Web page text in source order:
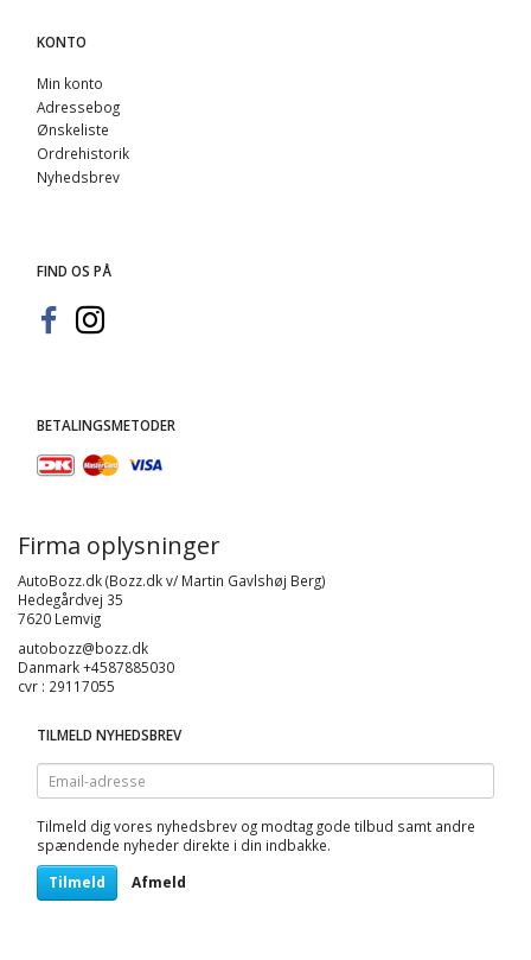
KONTO
Min konto
Adressebog
Ønskeliste
Ordrehistorik
Nyhedsbrev
FIND OS PÅ
BETALINGSMETODER
Firma oplysninger
AutoBozz.dk (Bozz.dk v/ Martin Gavlshøj Berg)
Hedegårdvej 35
7620 Lemvig
autobozz@bozz.dk
Danmark +4587885030
cvr : 29117055
TILMELD NYHEDSBREV
Email-
adresse
Tilmeld dig vores nyhedsbrev og modtag gode tilbud samt andre
spændende nyheder direkte i din indbakke.
Tilmeld Afmeld